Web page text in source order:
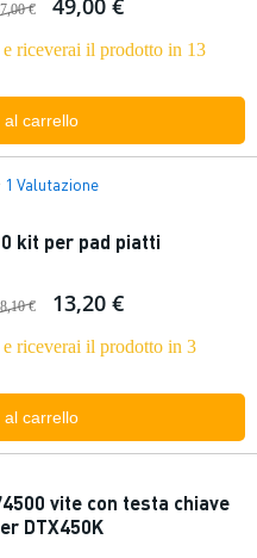
€ 49,00 €
riceverai il prodotto in 13
al carrello
1 Valutazione
kit per pad piatti
€ 13,20 €
riceverai il prodotto in 3
al carrello
vite con testa chiave
DTX450K